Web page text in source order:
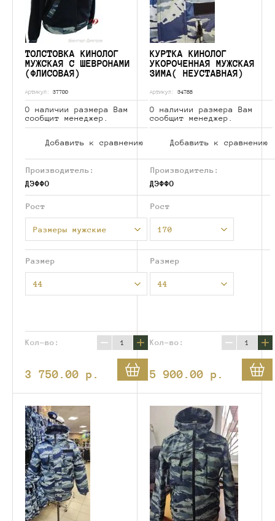
ТОЛСТОВКА КИНОЛОГ
МУЖСКАЯ С ШЕВРОНАМИ
(ФЛИСОВАЯ)
Артикул: 37700
О наличии размера Вам
сообщит менеджер.
Добавить к сравнению
Производитель:
ДЭФФО
Рост
Размеры мужские
Размер
44
Кол-во: − +
3 750.00 p.
КУРТКА КИНОЛОГ
УКОРОЧЕННАЯ МУЖСКАЯ
ЗИМА( НЕУСТАВНАЯ)
Артикул: 34788
О наличии размера Вам
сообщит менеджер.
Добавить к сравнению
Производитель:
ДЭФФО
Рост
170
Размер
44
Кол-во: − +
5 900.00 p.